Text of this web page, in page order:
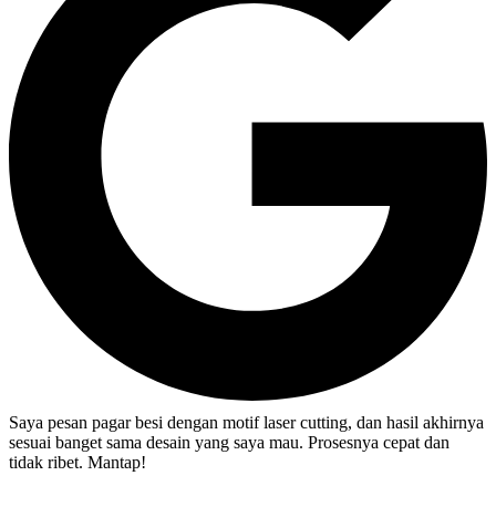
Saya pesan pagar besi dengan motif laser cutting, dan hasil akhirnya
sesuai banget sama desain yang saya mau. Prosesnya cepat dan
tidak ribet. Mantap!